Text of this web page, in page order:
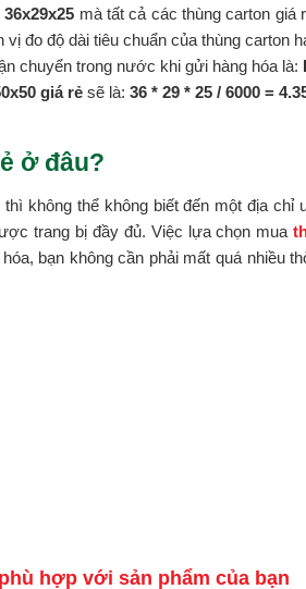
mà tất cả các thùng carton
đo độ dài tiêu chuẩn của thùng carton
chuyển trong nước khi gửi hàng hóa là:
giá rẻ sẽ là: 36 * 29 * 25 / 6000 =
ở đâu?
thì không thể không biết đến một địa chỉ
trang bị đầy đủ. Việc lựa chọn mua
bạn không cần phải mất quá nhiều
hợp với sản phẩm của bạn